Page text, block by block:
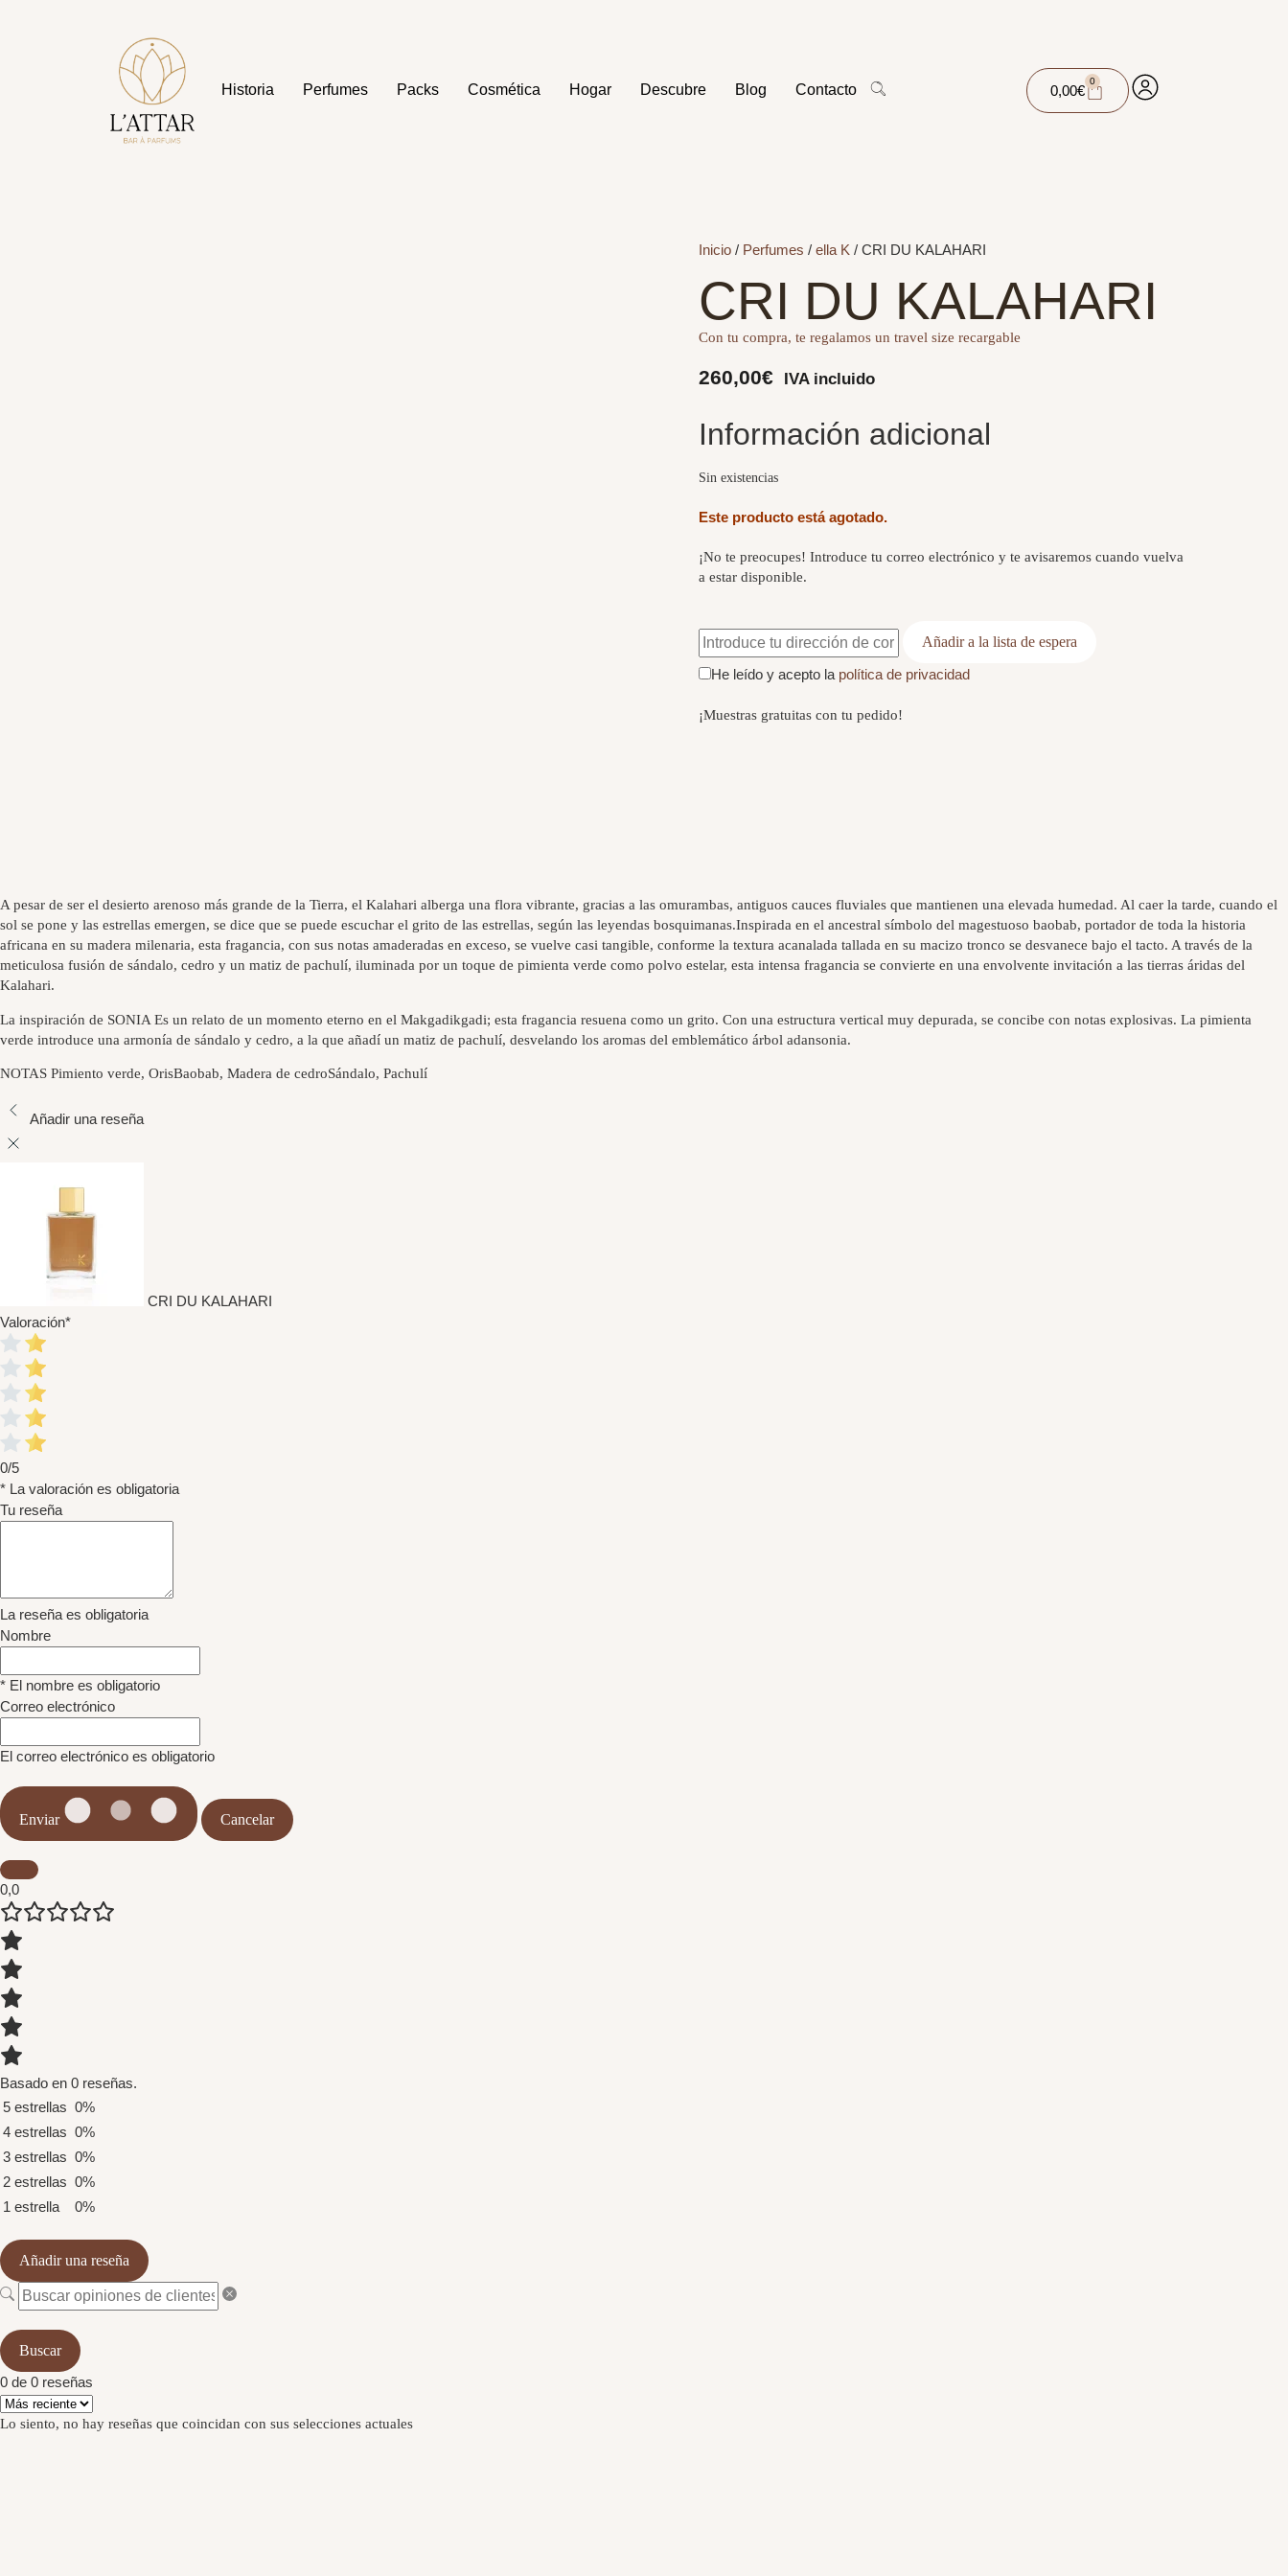
Historia Perfumes Packs Cosmética Hogar Descubre Blog Contacto 0,00€
0
Inicio / Perfumes / ella K / CRI DU KALAHARI
CRI DU KALAHARI
Con tu compra, te regalamos un travel size recargable
260,00€ IVA incluido
Información adicional
Sin existencias
Este producto está agotado.
¡No te preocupes! Introduce tu correo electrónico y te avisaremos cuando vuelva
a estar disponible.
He leído y acepto la política de privacidad
¡Muestras gratuitas con tu pedido!
A pesar de ser el desierto arenoso más grande de la Tierra, el Kalahari alberga una flora vibrante, gracias a las omurambas, antiguos cauces fluviales que mantienen una elevada humedad. Al caer la tarde, cuando el
sol se pone y las estrellas emergen, se dice que se puede escuchar el grito de las estrellas, según las leyendas bosquimanas.Inspirada en el ancestral símbolo del magestuoso baobab, portador de toda la historia
africana en su madera milenaria, esta fragancia, con sus notas amaderadas en exceso, se vuelve casi tangible, conforme la textura acanalada tallada en su macizo tronco se desvanece bajo el tacto. A través de la
meticulosa fusión de sándalo, cedro y un matiz de pachulí, iluminada por un toque de pimienta verde como polvo estelar, esta intensa fragancia se convierte en una envolvente invitación a las tierras áridas del
Kalahari.
La inspiración de SONIA Es un relato de un momento eterno en el Makgadikgadi; esta fragancia resuena como un grito. Con una estructura vertical muy depurada, se concibe con notas explosivas. La pimienta
verde introduce una armonía de sándalo y cedro, a la que añadí un matiz de pachulí, desvelando los aromas del emblemático árbol adansonia.
NOTAS Pimiento verde, OrisBaobab, Madera de cedroSándalo, Pachulí
Añadir una reseña
CRI DU KALAHARI
Valoración*
0/5
* La valoración es obligatoria
Tu reseña
La reseña es obligatoria
Nombre
* El nombre es obligatorio
Correo electrónico
El correo electrónico es obligatorio
Enviar Cancelar
0,0
Basado en 0 reseñas.
5 estrellas 0%
4 estrellas 0%
3 estrellas 0%
2 estrellas 0%
1 estrella
0%
Añadir una reseña
Buscar
0 de 0 reseñas
Lo siento, no hay reseñas que coincidan con sus selecciones actuales